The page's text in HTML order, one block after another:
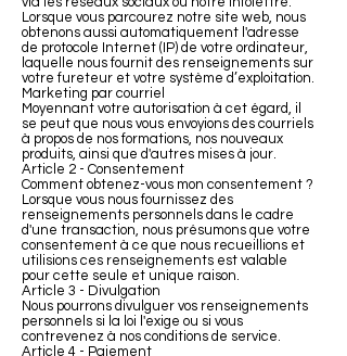
Lorsque vous parcourez notre site web, nous
obtenons aussi automatiquement l'adresse
de protocole Internet (IP) de votre ordinateur,
laquelle nous fournit des renseignements sur
votre fureteur et votre système d’exploitation.
Marketing par courriel
Moyennant votre autorisation à cet égard, il
se peut que nous vous envoyions des courriels
à propos de nos formations, nos nouveaux
produits, ainsi que d'autres mises à jour.
Article 2 - Consentement
Comment obtenez-vous mon consentement ?
Lorsque vous nous fournissez des
renseignements personnels dans le cadre
d'une transaction, nous présumons que votre
consentement à ce que nous recueillions et
utilisions ces renseignements est valable
pour cette seule et unique raison.
Article 3 - Divulgation
Nous pourrons divulguer vos renseignements
personnels si la loi l'exige ou si vous
contrevenez à nos conditions de service.
Article 4 - Paiement